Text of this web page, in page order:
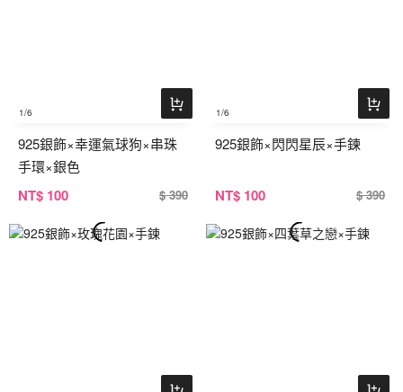
1/6
925銀飾×幸運氣球狗×串珠
手環×銀色
NT$ 100 $ 390
1/6
925銀飾×閃閃星辰×手鍊
NT$ 100 $ 390